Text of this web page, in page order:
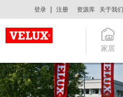
登录 | 注册 资源库 关于我们
家居